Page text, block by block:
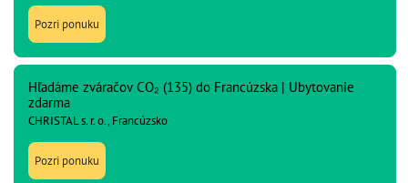
Pozri ponuku
Hľadáme zváračov CO₂ (135) do Francúzska | Ubytovanie
zdarma
CHRISTAL s. r. o., Francúzsko
Pozri ponuku